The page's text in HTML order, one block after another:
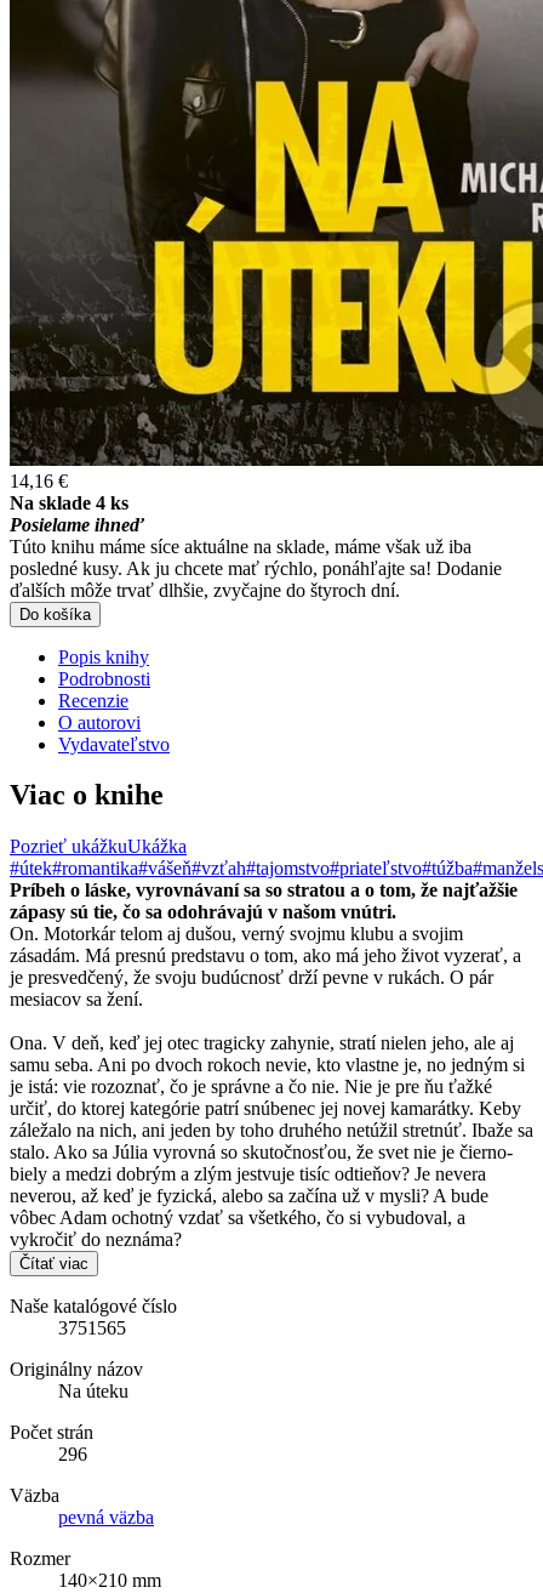
14,16 €
Na sklade 4 ks
Posielame ihneď
Túto knihu máme síce aktuálne na sklade, máme však už iba
posledné kusy. Ak ju chcete mať rýchlo, ponáhľajte sa! Dodanie
ďalších môže trvať dlhšie, zvyčajne do štyroch dní.
Do košíka
Popis knihy
Podrobnosti
Recenzie
O autorovi
Vydavateľstvo
Viac o knihe
Pozrieť ukážkuUkážka
#útek#romantika#vášeň#vzťah#tajomstvo#priateľstvo#túžba
Príbeh o láske, vyrovnávaní sa so stratou a o tom, že najťažšie
zápasy sú tie, čo sa odohrávajú v našom vnútri.
On. Motorkár telom aj dušou, verný svojmu klubu a svojim
zásadám. Má presnú predstavu o tom, ako má jeho život vyzerať, a
je presvedčený, že svoju budúcnosť drží pevne v rukách. O pár
mesiacov sa žení.
Ona. V deň, keď jej otec tragicky zahynie, stratí nielen jeho, ale aj
samu seba. Ani po dvoch rokoch nevie, kto vlastne je, no jedným si
je istá: vie rozoznať, čo je správne a čo nie. Nie je pre ňu ťažké
určiť, do ktorej kategórie patrí snúbenec jej novej kamarátky. Keby
záležalo na nich, ani jeden by toho druhého netúžil stretnúť. Ibaže sa
stalo. Ako sa Júlia vyrovná so skutočnosťou, že svet nie je čierno-
biely a medzi dobrým a zlým jestvuje tisíc odtieňov? Je nevera
neverou, až keď je fyzická, alebo sa začína už v mysli? A bude
vôbec Adam ochotný vzdať sa všetkého, čo si vybudoval, a
vykročiť do neznáma?
Čítať viac
Naše katalógové číslo
3751565
Originálny názov
Na úteku
Počet strán
296
Väzba
pevná väzba
Rozmer
140×210 mm